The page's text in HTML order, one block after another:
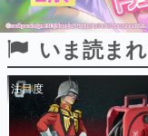
ピックア
電ファミのいま読ま
いま読ま
注目度